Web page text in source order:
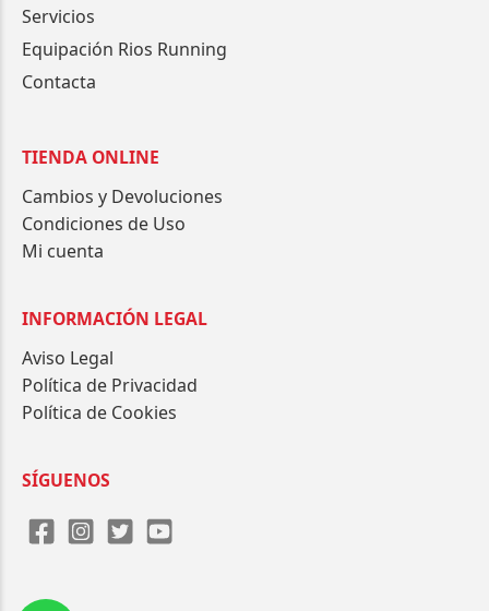
Servicios
Equipación Rios Running
Contacta
TIENDA ONLINE
Cambios y Devoluciones
Condiciones de Uso
Mi cuenta
INFORMACIÓN LEGAL
Aviso Legal
Política de Privacidad
Política de Cookies
SÍGUENOS